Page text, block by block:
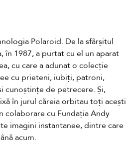
Polaroid. De la sfârșitul
în 1987, a purtat cu el un aparat
cu care a adunat o colecție
cu prieteni, iubiți, patroni,
cunoștințe de petrecere. Și,
în jurul căreia orbitau toți acești
colaborare cu Fundația Andy
imagini instantanee, dintre care
acum.